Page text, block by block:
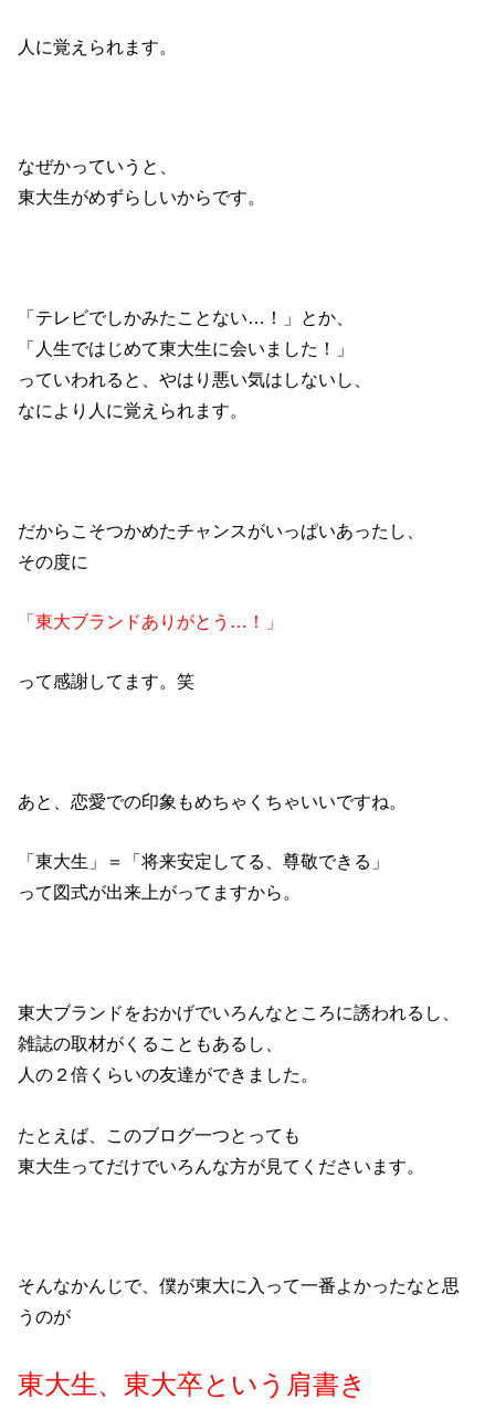
人に覚えられます。
なぜかっていうと、
東大生がめずらしいからです。
「テレビでしかみたことない…！」とか、
「人生ではじめて東大生に会いました！」
っていわれると、やはり悪い気はしないし、
なにより人に覚えられます。
だからこそつかめたチャンスがいっぱいあったし、
その度に
「東大ブランドありがとう…！」
って感謝してます。笑
あと、恋愛での印象もめちゃくちゃいいですね。
「東大生」＝「将来安定してる、尊敬できる」
って図式が出来上がってますから。
東大ブランドをおかげでいろんなところに誘われるし、
雑誌の取材がくることもあるし、
人の２倍くらいの友達ができました。
たとえば、このブログ一つとっても
東大生ってだけでいろんな方が見てくださいます。
そんなかんじで、僕が東大に入って一番よかったなと思
うのが
東大生、東大卒という肩書き